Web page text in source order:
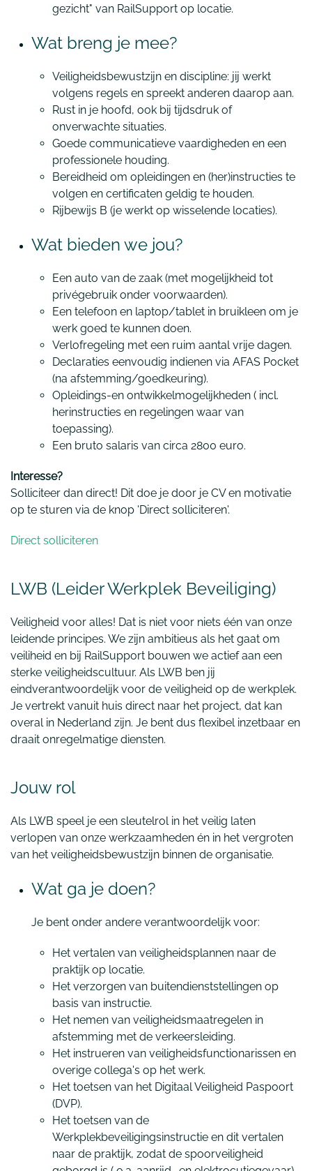
gezicht" van RailSupport op locatie.
Wat breng je mee?
Veiligheidsbewustzijn en discipline: jij werkt
volgens regels en spreekt anderen daarop aan.
Rust in je hoofd, ook bij tijdsdruk of
onverwachte situaties.
Goede communicatieve vaardigheden en een
professionele houding.
Bereidheid om opleidingen en (her)instructies te
volgen en certificaten geldig te houden.
Rijbewijs B (je werkt op wisselende locaties).
Wat bieden we jou?
Een auto van de zaak (met mogelijkheid tot
privégebruik onder voorwaarden).
Een telefoon en laptop/tablet in bruikleen om je
werk goed te kunnen doen.
Verlofregeling met een ruim aantal vrije dagen.
Declaraties eenvoudig indienen via AFAS Pocket
(na afstemming/goedkeuring).
Opleidings-en ontwikkelmogelijkheden ( incl.
herinstructies en regelingen waar van
toepassing).
Een bruto salaris van circa 2800 euro.
Interesse?
Solliciteer dan direct! Dit doe je door je CV en motivatie
op te sturen via de knop 'Direct solliciteren'.
Direct solliciteren
LWB (Leider Werkplek Beveiliging)
Veiligheid voor alles! Dat is niet voor niets één van onze
leidende principes. We zijn ambitieus als het gaat om
veiliheid en bij RailSupport bouwen we actief aan een
sterke veiligheidscultuur. Als LWB ben jij
eindverantwoordelijk voor de veiligheid op de werkplek.
Je vertrekt vanuit huis direct naar het project, dat kan
overal in Nederland zijn. Je bent dus flexibel inzetbaar en
draait onregelmatige diensten.
Jouw rol
Als LWB speel je een sleutelrol in het veilig laten
verlopen van onze werkzaamheden én in het vergroten
van het veiligheidsbewustzijn binnen de organisatie.
Wat ga je doen?
Je bent onder andere verantwoordelijk voor:
Het vertalen van veiligheidsplannen naar de
praktijk op locatie.
Het verzorgen van buitendienststellingen op
basis van instructie.
Het nemen van veiligheidsmaatregelen in
afstemming met de verkeersleiding.
Het instrueren van veiligheidsfunctionarissen en
overige collega's op het werk.
Het toetsen van het Digitaal Veiligheid Paspoort
(DVP).
Het toetsen van de
Werkplekbeveiligingsinstructie en dit vertalen
naar de praktijk, zodat de spoorveiligheid